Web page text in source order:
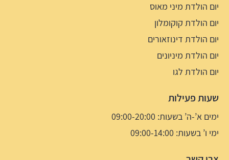
יום הולדת מיני מאוס
יום הולדת קוקומלון
יום הולדת דינוזאורים
יום הולדת מיניונים
יום הולדת לגו
שעות פעילות
ימים א’-ה’ בשעות: 09:00-20:00
ימי ו’ בשעות: 09:00-14:00